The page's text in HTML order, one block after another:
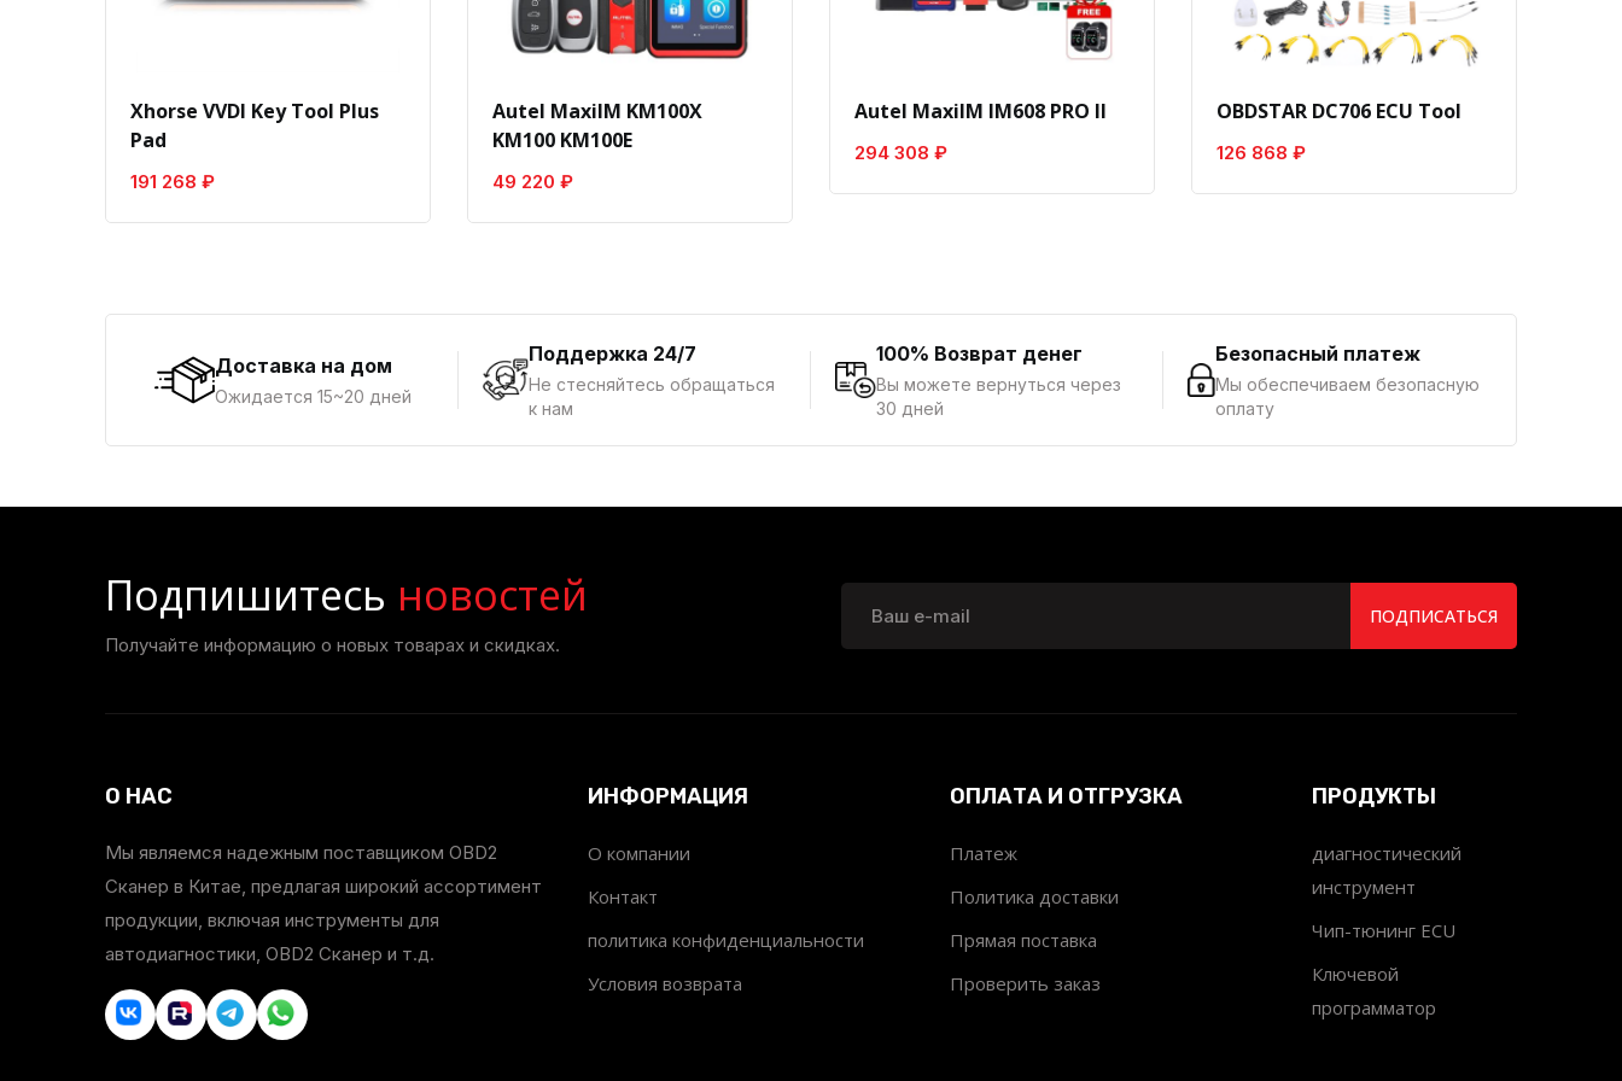
Xhorse VVDI Key Tool Plus
Pad
191 268 ₽
Autel MaxiIM KM100X
KM100 KM100E
49 220 ₽
Autel MaxiIM IM608 PRO II
294 308 ₽
OBDSTAR DC706 ECU Tool
126 868 ₽
Доставка на дом
Ожидается 15~20 дней
Поддержка 24/7
Не стесняйтесь обращаться
к нам
100% Возврат денег
Вы можете вернуться через
30 дней
Безопасный платеж
Мы обеспечиваем безопасную
оплату
Подпишитесь новостей
Получайте информацию о новых товарах и скидках.
ПОДПИСАТЬСЯ
О НАС
Мы являемся надежным поставщиком OBD2
Сканер в Китае, предлагая широкий ассортимент
продукции, включая инструменты для
автодиагностики, OBD2 Сканер и т.д.
ИНФОРМАЦИЯ
О компании
Контакт
политика конфиденциальности
Условия возврата
ОПЛАТА И ОТГРУЗКА
Платеж
Политика доставки
Прямая поставка
Проверить заказ
ПРОДУКТЫ
диагностический
инструмент
Чип-тюнинг ECU
Ключевой
программатор